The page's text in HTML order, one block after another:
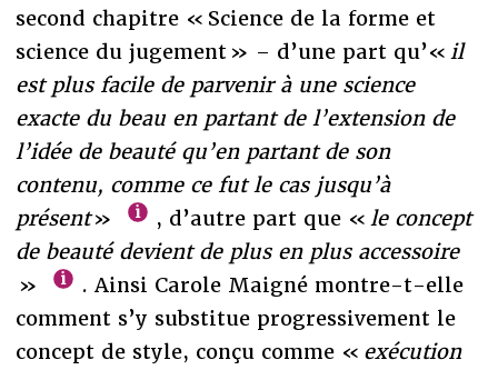
second chapitre « Science de la forme et
science du jugement » – d’une part qu’« il
est plus facile de parvenir à une science
exacte du beau en partant de l’extension de
l’idée de beauté qu’en partant de son
contenu, comme ce fut le cas jusqu’à
présent» , d’autre part que «le concept
de beauté devient de plus en plus accessoire
»
. Ainsi Carole Maigné montre-t-elle
comment s’y substitue progressivement le
concept de style, conçu comme « exécution